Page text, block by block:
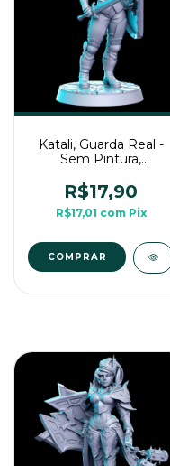
Katali, Guarda Real -
Sem Pintura,
Rpg de Mesa
R$17,90
R$17,01 com Pix
COMPRAR